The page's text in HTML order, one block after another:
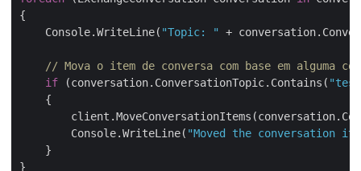
{
    Console.WriteLine(
"Topic: " +
// Mova o item de conversa com base em alguma
if (conversation.ConversationTopic.Contains(
    {
        Console.WriteLine(
"Moved the conversation
    }